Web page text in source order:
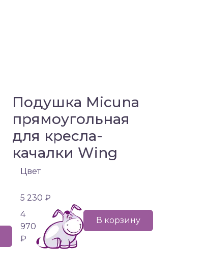
Подушка Micuna
прямоугольная
для кресла-
качалки Wing
Цвет
5 230 ₽
4
970
₽
В корзину